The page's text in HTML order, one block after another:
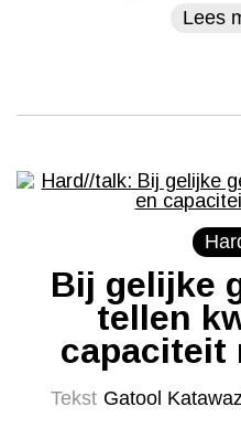
Lees
Bij gelijke
tellen
capaciteit
Tekst Gatool